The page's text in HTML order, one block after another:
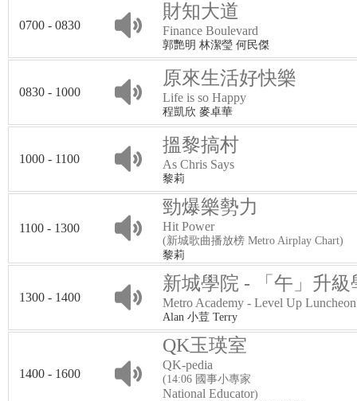
0700 - 0830
財知大道
Finance Boulevard
郭艷明 林潔瑩 何民傑
0830 - 1000
原來生活好快樂
Life is so Happy
程凱欣 麥卓華
1000 - 1100
搵黎搞村
As Chris Says
黎莉
1100 - 1300
勁爆樂勢力
Hit Power
(新城歌曲播放榜 Metro Airplay Chart)
黎莉
1300 - 1400
新城學院 - 「午」升級
Metro Academy - Level Up Luncheon
Alan 小荳 Terry
1400 - 1600
QK玉瑛室
QK-pedia
(14:06 國事小專家
National Educator)